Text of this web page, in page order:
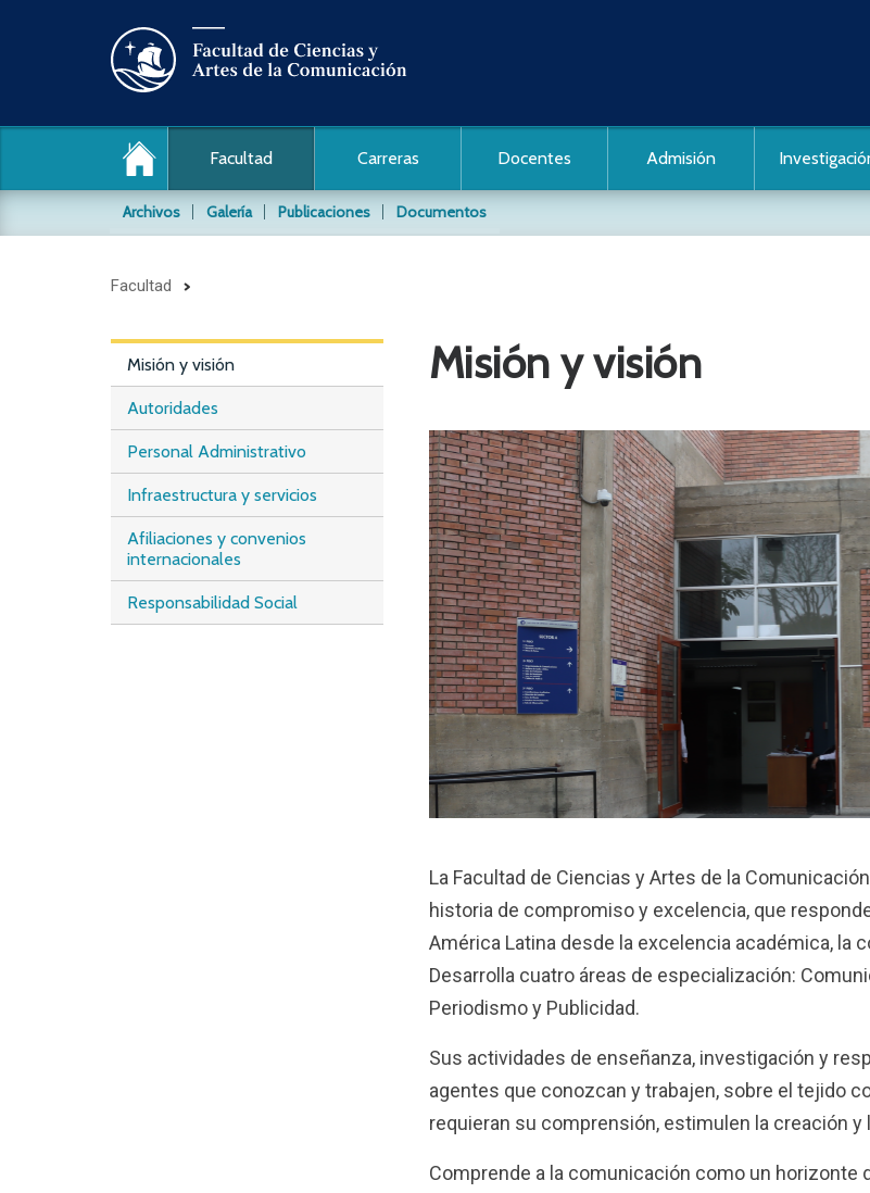
Facultad Carreras Docentes Admisión
Archivos
Archivos Fotográficos
Conservamos y difundimos los siguientes archivos:
Daniel Pajuelo / PUCP
Jaime Rázuri / PUCP
TAFOS / PUCP
Galería Publicaciones Documentos
Facultad
Misión y visión
Autoridades
Personal Administrativo
Infraestructura y servicios
Afiliaciones y convenios
internacionales
Responsabilidad Social
Misión y visión
La Facultad de Ciencias y Artes de la
historia de compromiso y excelencia, que
América Latina desde la excelencia académica, la
Desarrolla cuatro áreas de especialización:
Periodismo y Publicidad.
Sus actividades de enseñanza, investigación y
agentes que conozcan y trabajen, sobre el tejido
requieran su comprensión, estimulen la creación
Comprende a la comunicación como un horizonte